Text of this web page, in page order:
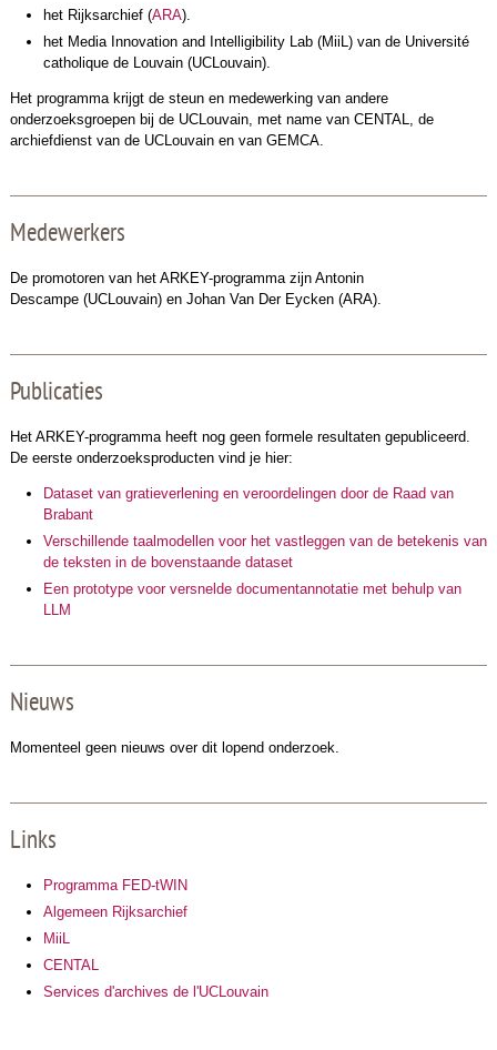
het Rijksarchief (ARA).
het Media Innovation and Intelligibility Lab (MiiL) van de Université
catholique de Louvain (UCLouvain).
Het programma krijgt de steun en medewerking van andere
onderzoeksgroepen bij de UCLouvain, met name van CENTAL, de
archiefdienst van de UCLouvain en van GEMCA.
Medewerkers
De promotoren van het ARKEY-programma zijn Antonin
Descampe (UCLouvain) en Johan Van Der Eycken (ARA).
Publicaties
Het ARKEY-programma heeft nog geen formele resultaten gepubliceerd.
De eerste onderzoeksproducten vind je hier:
Dataset van gratieverlening en veroordelingen door de Raad van
Brabant
Verschillende taalmodellen voor het vastleggen van de betekenis van
de teksten in de bovenstaande dataset
Een prototype voor versnelde documentannotatie met behulp van
LLM
Nieuws
Momenteel geen nieuws over dit lopend onderzoek.
Links
Programma FED-tWIN
Algemeen Rijksarchief
MiiL
CENTAL
Services d'archives de l'UCLouvain